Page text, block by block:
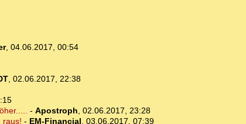
, 04.06.2017, 00:54
, 02.06.2017, 22:38
- Apostroph, 02.06.2017, 23:28
raus! - EM-Financial, 03.06.2017, 07:39